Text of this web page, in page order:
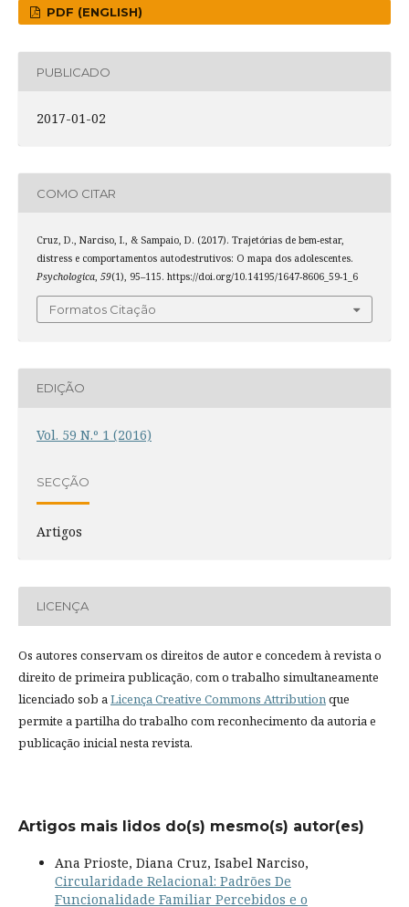
PDF (ENGLISH)
PUBLICADO
2017-01-02
COMO CITAR
Cruz, D., Narciso, I., & Sampaio, D. (2017). Trajetórias de bem-estar,
distress e comportamentos autodestrutivos: O mapa dos adolescentes.
Psychologica, 59(1), 95–115. https://doi.org/10.14195/1647-8606_59-1_6
Formatos Citação
EDIÇÃO
Vol. 59 N.º 1 (2016)
SECÇÃO
Artigos
LICENÇA
Os autores conservam os direitos de autor e concedem à revista o
direito de primeira publicação, com o trabalho simultaneamente
licenciado sob aLicença Creative Commons Attributionque
permite a partilha do trabalho com reconhecimento da autoria e
publicação inicial nesta revista.
Artigos mais lidos do(s) mesmo(s) autor(es)
Ana Prioste, Diana Cruz, Isabel Narciso,
Circularidade Relacional: Padrões De
Funcionalidade Familiar Percebidos e o